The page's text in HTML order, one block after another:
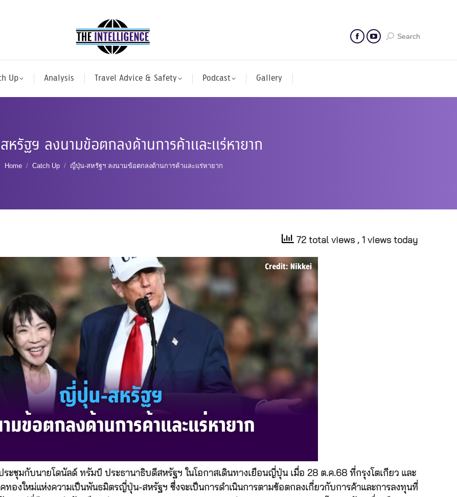
Search
Up Analysis Travel Advice & Safety Podcast Gallery
รัฐฯ ลงนามข้อตกลงด้านการค้าและแร่หายาก
You are here:
Home Catch Up ญี่ปุ่น-สหรัฐฯ ลงนามข้อตกลงด้านการค้าและแร่หายาก
72 total views , 1 views today
ะชุมกับนายโดนัลด์ ทรัมป์ ประธานาธิบดีสหรัฐฯ ในโอกาสเดินทางเยือนญี่ปุ่น เมื่อ 28 ต.ค.68 ที่กรุงโตเกียว และ
ทองใหม่แห่งความเป็นพันธมิตรญี่ปุ่น-สหรัฐฯ ซึ่งจะเป็นการดำเนินการตามข้อตกลงเกี่ยวกับการค้าและการลงทุนที่